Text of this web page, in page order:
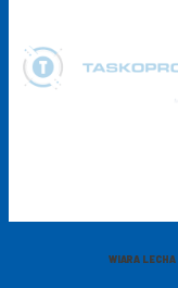
WIARA LECHA